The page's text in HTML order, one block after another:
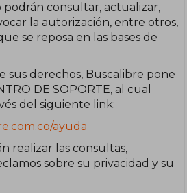
podrán consultar, actualizar,
la autorización, entre otros,
se reposa en las bases de
sus derechos, Buscalibre pone
DE SOPORTE, al cual
del siguiente link:
ayuda
realizar las consultas,
sobre su privacidad y su